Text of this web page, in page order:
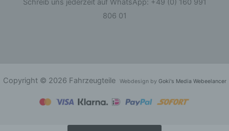
Schreib uns jederzeit auf WhatsApp: +49 (0) 160 991
806 01
Copyright © 2026 Fahrzeugteile Webdesign by Goki's Media Webeelancer
Person beziehen, zu bewerten, insbesondere,
um Aspekte bezüglich Arbeitsleistung,
Vorlieben, Interessen, Zuverlässigkeit, Verhalten,
vorherzusagen.